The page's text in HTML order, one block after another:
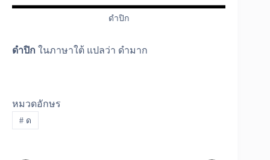
ดำปิก
ดำปิก ในภาษาใต้ แปลว่า ดำมาก
หมวดอักษร
#ด